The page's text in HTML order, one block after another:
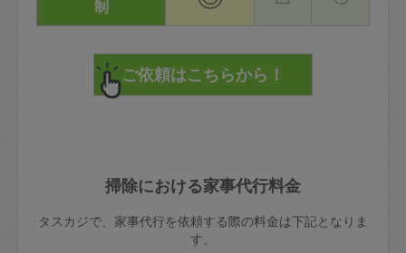
制
掃除における家事代行料金
タスカジで、家事代行を依頼する際の料金は下記となりま
す。